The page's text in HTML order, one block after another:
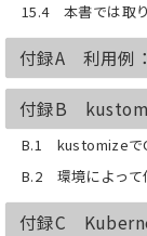
15.4 本書では取
付録A 利用例
付録B
B.1 kustomizeで
B.2 環境によって
付録C